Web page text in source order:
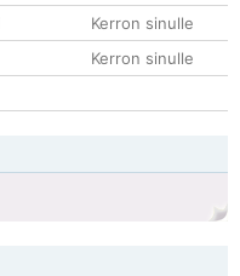
Kerron sinulle
Kerron sinulle